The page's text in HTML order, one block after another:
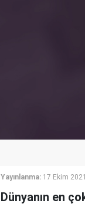
Yayınlanma: 17 Ekim
Dünyanın en